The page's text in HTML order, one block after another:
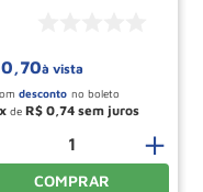
0,70à vista
de R$ 0,74
＋
COMPRAR